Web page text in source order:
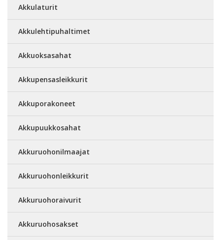
Akkulaturit
Akkulehtipuhaltimet
Akkuoksasahat
Akkupensasleikkurit
Akkuporakoneet
Akkupuukkosahat
Akkuruohonilmaajat
Akkuruohonleikkurit
Akkuruohoraivurit
Akkuruohosakset